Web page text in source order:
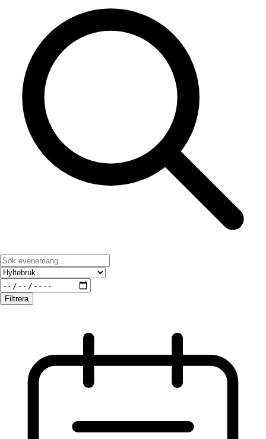
Filtrera